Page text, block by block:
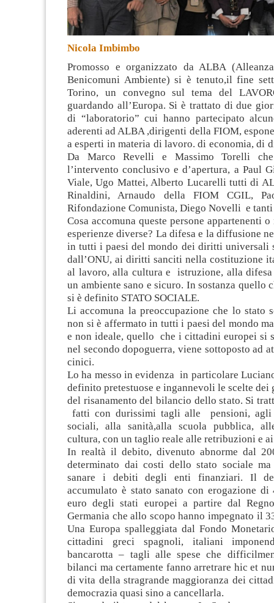
Nicola Imbimbo
Promosso e organizzato da ALBA
Benicomuni Ambiente) si è tenuto,il fine
Torino, un convegno sul tema del
guardando all’Europa. Si è trattato di due
di “laboratorio” cui hanno partecipato
aderenti ad ALBA ,dirigenti della FIOM,
a esperti in materia di lavoro. di economia, di
Da Marco Revelli e Massimo Torelli
l’intervento conclusivo e d’apertura, a Paul
Viale, Ugo Mattei, Alberto Lucarelli tutti di
Rinaldini, Arnaudo della FIOM CGIL,
Rifondazione Comunista, Diego Novelli e
Cosa accomuna queste persone appartenenti
esperienze diverse? La difesa e la diffusione
in tutti i paesi del mondo dei diritti universali
dall’ONU, ai diritti sanciti nella costituzione
al lavoro, alla cultura e istruzione, alla difesa
un ambiente sano e sicuro. In sostanza quello
si è definito STATO SOCIALE.
Li accomuna la preoccupazione che lo stato
non si è affermato in tutti i paesi del mondo
e non ideale, quello che i cittadini europei si
nel secondo dopoguerra, viene sottoposto ad
cinici.
Lo ha messo in evidenza in particolare
definito pretestuose e ingannevoli le scelte dei
del risanamento del bilancio dello stato. Si
fatti con durissimi tagli alle pensioni, agli
sociali, alla sanità,alla scuola pubblica,
cultura, con un taglio reale alle retribuzioni e
In realtà il debito, divenuto abnorme dal
determinato dai costi dello stato sociale
sanare i debiti degli enti finanziari. Il
accumulato è stato sanato con erogazione
euro degli stati europei a partire dal
Germania che allo scopo hanno impegnato il
Una Europa spalleggiata dal Fondo
cittadini greci spagnoli, italiani
bancarotta – tagli alle spese che
bilanci ma certamente fanno arretrare hic et
di vita della stragrande maggioranza dei
democrazia quasi sino a cancellarla.